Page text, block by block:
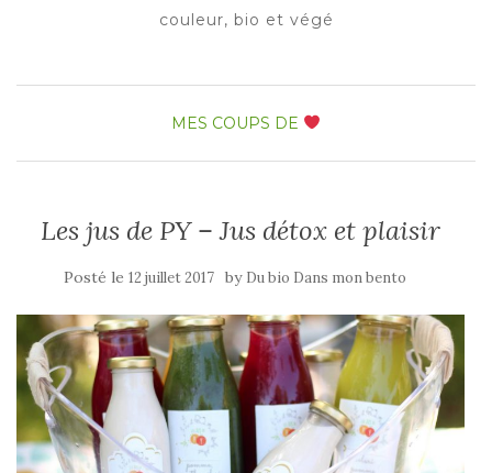
couleur, bio et végé
MES COUPS DE
Les jus de PY – Jus détox et plaisir
Posté le 12 juillet 2017 by Du bio Dans mon bento